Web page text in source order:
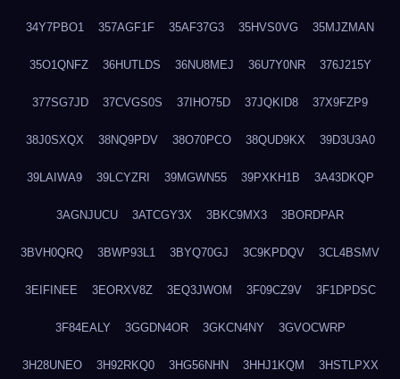
34Y7PBO1 357AGF1F 35AF37G3 35HVS0VG 35MJZMAN
35O1QNFZ 36HUTLDS 36NU8MEJ 36U7Y0NR 376J215Y
377SG7JD 37CVGS0S 37IHO75D 37JQKID8 37X9FZP9
38J0SXQX 38NQ9PDV 38O70PCO 38QUD9KX 39D3U3A0
39LAIWA9 39LCYZRI 39MGWN55 39PXKH1B 3A43DKQP
3AGNJUCU 3ATCGY3X 3BKC9MX3 3BORDPAR
3BVH0QRQ 3BWP93L1 3BYQ70GJ 3C9KPDQV 3CL4BSMV
3EIFINEE 3EORXV8Z 3EQ3JWOM 3F09CZ9V 3F1DPDSC
3F84EALY 3GGDN4OR 3GKCN4NY 3GVOCWRP
3H28UNEO 3H92RKQ0 3HG56NHN 3HHJ1KQM 3HSTLPXX